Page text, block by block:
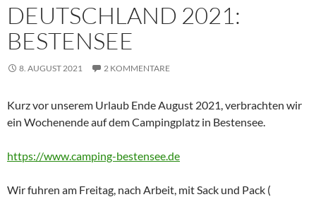
DEUTSCHLAND 2021:
BESTENSEE
8. AUGUST 2021 2 KOMMENTARE
Kurz vor unserem Urlaub Ende August 2021, verbrachten wir
ein Wochenende auf dem Campingplatz in Bestensee.
https://www.camping-bestensee.de
Wir fuhren am Freitag, nach Arbeit, mit Sack und Pack (